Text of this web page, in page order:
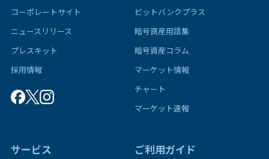
コーポレートサイト
ニュースリリース
プレスキット
採用情報
ビットバンクプラス
暗号資産用語集
暗号資産コラム
マーケット情報
チャート
マーケット速報
サービス ご利用ガイド